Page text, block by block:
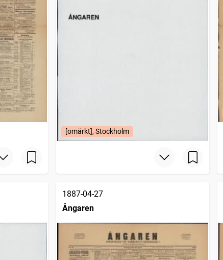
[omärkt], Stockholm
1887-04-27
Ångaren